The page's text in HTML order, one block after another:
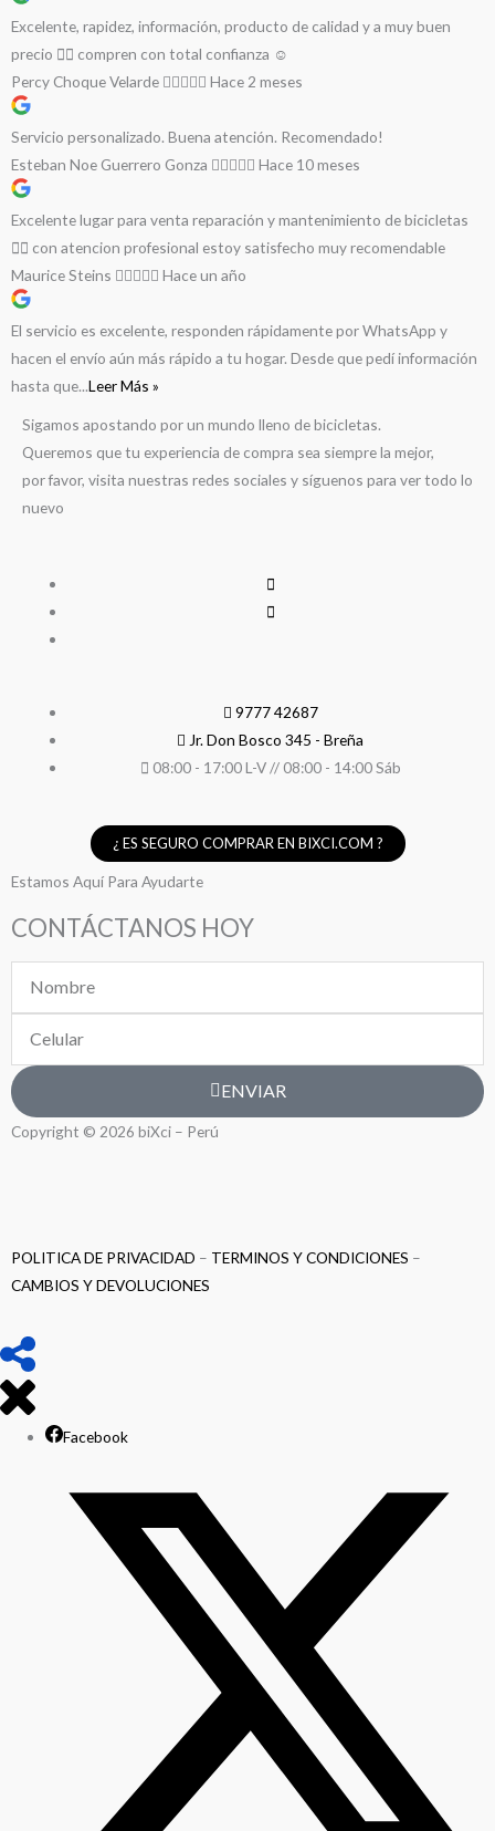
Excelente, rapidez, información, producto de calidad y a muy buen
precio 👌🏻 compren con total confianza ☺️
Percy Choque Velarde
Hace 2 meses
Servicio personalizado. Buena atención. Recomendado!
Esteban Noe Guerrero Gonza
Hace 10 meses
Excelente lugar para venta reparación y mantenimiento de bicicletas
🚵‍♀️ con atencion profesional estoy satisfecho muy recomendable
Maurice Steins
Hace un año
El servicio es excelente, responden rápidamente por WhatsApp y
hacen el envío aún más rápido a tu hogar. Desde que pedí información
hasta que...Leer Más »
Sigamos apostando por un mundo lleno de bicicletas.
Queremos que tu experiencia de compra sea siempre la mejor,
por favor, visita nuestras redes sociales y síguenos para ver todo lo
nuevo
9777 42687
Jr. Don Bosco 345 - Breña
08:00 - 17:00 L-V // 08:00 - 14:00 Sáb
¿ ES SEGURO COMPRAR EN BIXCI.COM ?
Estamos Aquí Para Ayudarte
CONTÁCTANOS HOY
ENVIAR
Copyright © 2026 biXci – Perú
POLITICA DE PRIVACIDAD – TERMINOS Y CONDICIONES –
CAMBIOS Y DEVOLUCIONES
Facebook